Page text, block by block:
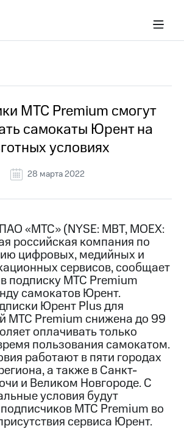
МТС Premium смогут
самокаты Юрент на
условиях
28 марта 2022
«МТС» (NYSE: MBT, MOEX:
российская компания по
цифровых, медийных и
сервисов, сообщает
подписку МТС Premium
самокатов Юрент.
Юрент Plus для
МТС Premium снижена до 99
оплачивать только
пользования самокатом.
работают в пяти городах
а также в Санкт-
и Великом Новгороде. С
условия будут
МТС Premium во
сервиса Юрент.